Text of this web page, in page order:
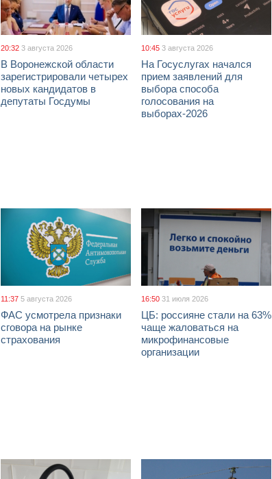
20:32 3 августа 2026
В Воронежской области
зарегистрировали четырех
новых кандидатов в
депутаты Госдумы
10:45 3 августа 2026
На Госуслугах начался
прием заявлений для
выбора способа
голосования на
выборах-2026
11:37 5 августа 2026
ФАС усмотрела признаки
сговора на рынке
страхования
16:50 31 июля 2026
ЦБ: россияне стали на 63%
чаще жаловаться на
микрофинансовые
организации